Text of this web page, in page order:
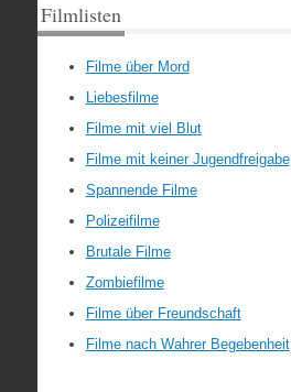
Filmlisten
Filme über Mord
Liebesfilme
Filme mit viel Blut
Filme mit keiner Jugendfreigabe
Spannende Filme
Polizeifilme
Brutale Filme
Zombiefilme
Filme über Freundschaft
Filme nach Wahrer Begebenheit